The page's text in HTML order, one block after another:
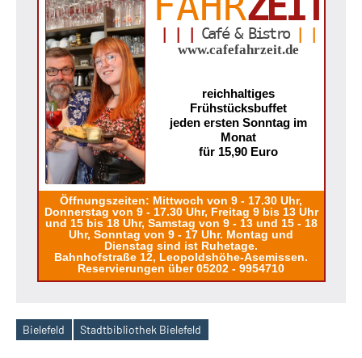
| | | Café & Bistro| |
www.cafefahrzeit.de
reichhaltiges
Frühstücksbuffet
jeden ersten Sonntag im
Monat
für 15,90 Euro
Öffnungszeiten: Mittwoch von 9 - 17.30 Uhr,
Donnerstag von 9 - 17.30 Uhr, Freitag 9 bis 13 Uhr
und 15 bis 18 Uhr, Samstag von 9 - 13 und 15 - 18
Uhr, Sonntag von 9 - 17 Uhr. Montag und
Dienstag sind ist Ruhetage.
Bahnhofstraße 12, Leopoldshöhe-Asemissen.
Reservierungen über 05202 - 9954710
Schlagwörter
Bielefeld Stadtbibliothek Bielefeld